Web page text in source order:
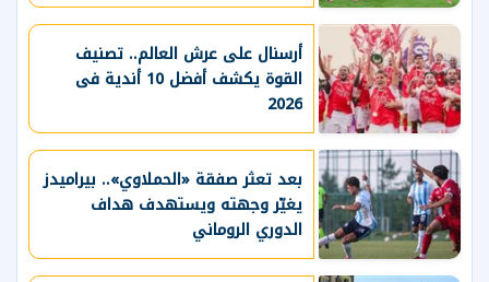
أرسنال على عرش العالم.. تصنيف
القوة يكشف أفضل 10 أندية فى
2026
بعد تعثر صفقة «الحملاوي».. بيراميدز
يغيّر وجهته ويستهدف هداف
الدوري الروماني